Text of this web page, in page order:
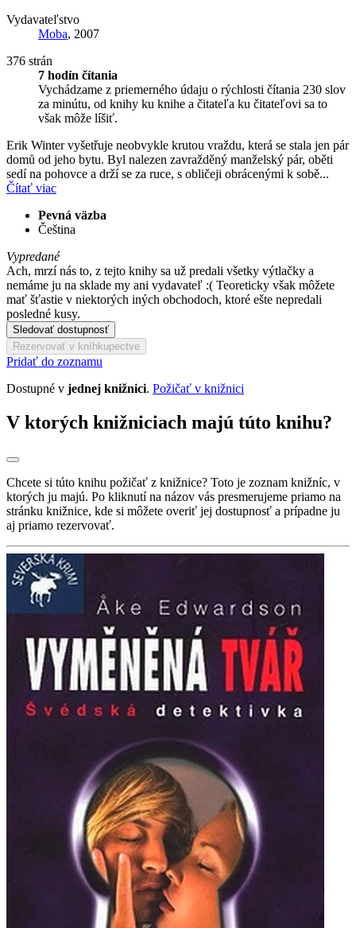
Vydavateľstvo
Moba, 2007
376 strán
7 hodín čítania
Vychádzame z priemerného údaju o rýchlosti čítania 230 slov
za minútu, od knihy ku knihe a čitateľa ku čitateľovi sa to
však môže líšiť.
Erik Winter vyšetřuje neobvykle krutou vraždu, která se stala jen pár
domů od jeho bytu. Byl nalezen zavražděný manželský pár, oběti
sedí na pohovce a drží se za ruce, s obličeji obrácenými k sobě...
Čítať viac
Pevná väzba
Čeština
Vypredané
Ach, mrzí nás to, z tejto knihy sa už predali všetky výtlačky a
nemáme ju na sklade my ani vydavateľ :( Teoreticky však môžete
mať šťastie v niektorých iných obchodoch, ktoré ešte nepredali
posledné kusy.
Sledovať dostupnosť
Rezervovať v kníhkupectve
Pridať do zoznamu
Dostupné v jednej knižnici. Požičať v knižnici
V ktorých knižniciach majú túto knihu?
Chcete si túto knihu požičať z knižnice? Toto je zoznam knižníc, v
ktorých ju majú. Po kliknutí na názov vás presmerujeme priamo na
stránku knižnice, kde si môžete overiť jej dostupnosť a prípadne ju
aj priamo rezervovať.